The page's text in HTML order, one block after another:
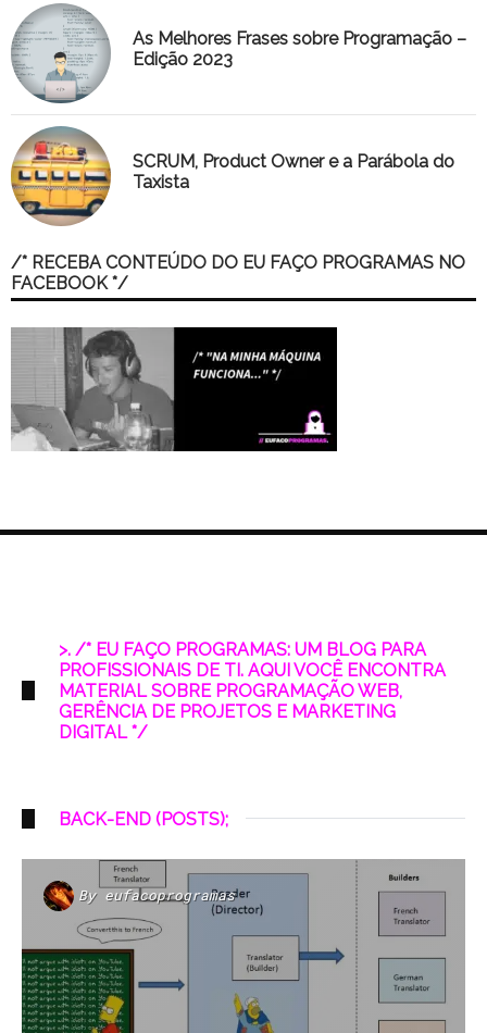
As Melhores Frases sobre Programação –
Edição 2023
SCRUM, Product Owner e a Parábola do
Taxista
/* RECEBA CONTEÚDO DO EU FAÇO PROGRAMAS NO
FACEBOOK */
>. /* EU FAÇO PROGRAMAS: UM BLOG PARA
PROFISSIONAIS DE TI. AQUI VOCÊ ENCONTRA
MATERIAL SOBRE PROGRAMAÇÃO WEB,
GERÊNCIA DE PROJETOS E MARKETING
DIGITAL */
BACK-END (POSTS);
By eufacoprogramas